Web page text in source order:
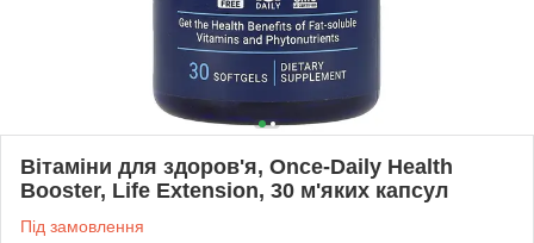
Вітаміни для здоров'я, Once-Daily Health
Booster, Life Extension, 30 м'яких капсул
Під замовлення